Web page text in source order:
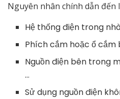
Nguyên nhân chính dẫn đến
Hệ thống điện trong
Phích cắm hoặc ổ cắm
Nguồn điện bên trong
…
Sử dụng nguồn điện